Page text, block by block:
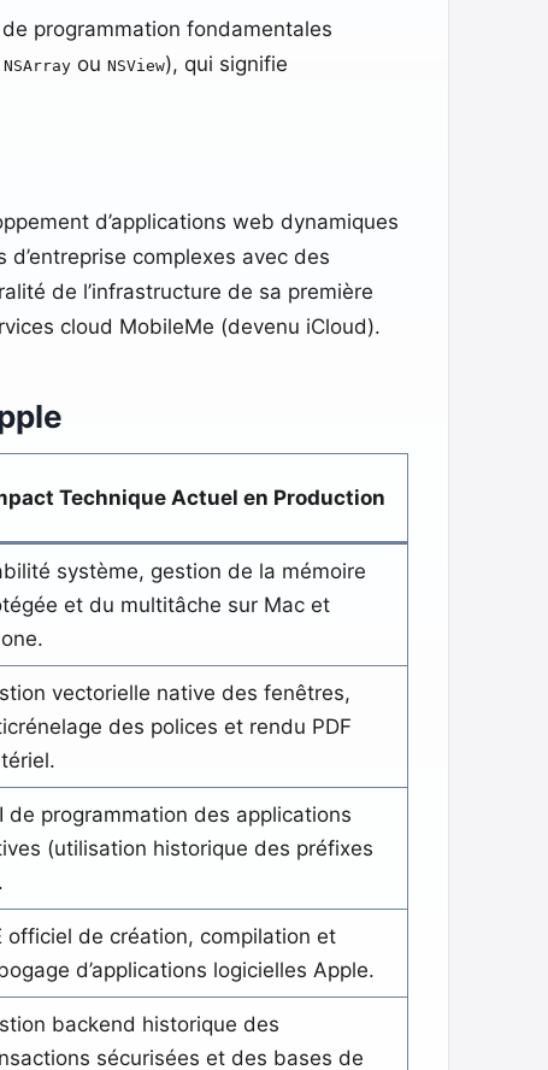
programmation fondamentales
NSArrayou NSView), qui signifie
d’applications web dynamiques
complexes avec des
de l’infrastructure de sa première
cloud MobileMe (devenu iCloud).
Technique Actuel en Production
système, gestion de la mémoire
et du multitâche sur Mac et
vectorielle native des fenêtres,
des polices et rendu PDF
de programmation des applications
(utilisation historique des préfixes
officiel de création, compilation et
d’applications logicielles Apple.
backend historique des
sécurisées et des bases de